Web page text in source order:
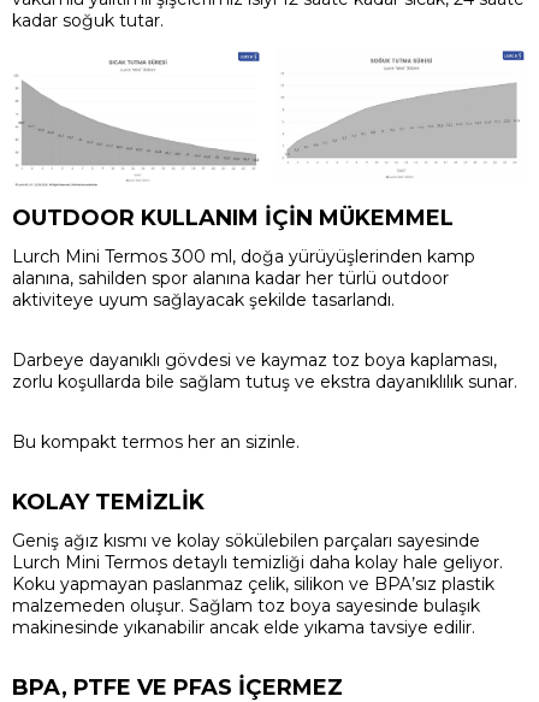
kadar soğuk tutar.
OUTDOOR KULLANIM İÇİN MÜKEMMEL
Lurch Mini Termos 300 ml, doğa yürüyüşlerinden kamp
alanına, sahilden spor alanına kadar her türlü outdoor
aktiviteye uyum sağlayacak şekilde tasarlandı.
Darbeye dayanıklı gövdesi ve kaymaz toz boya kaplaması,
zorlu koşullarda bile sağlam tutuş ve ekstra dayanıklılık sunar.
Bu kompakt termos her an sizinle.
KOLAY TEMİZLİK
Geniş ağız kısmı ve kolay sökülebilen parçaları sayesinde
Lurch Mini Termos detaylı temizliği daha kolay hale geliyor.
Koku yapmayan paslanmaz çelik, silikon ve BPA’sız plastik
malzemeden oluşur. Sağlam toz boya sayesinde bulaşık
makinesinde yıkanabilir ancak elde yıkama tavsiye edilir.
BPA, PTFE VE PFAS İÇERMEZ